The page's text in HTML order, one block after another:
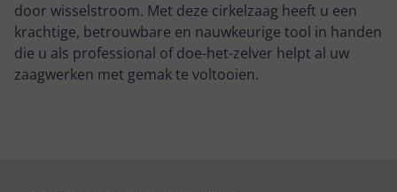
door wisselstroom. Met deze cirkelzaag heeft u een
krachtige, betrouwbare en nauwkeurige tool in handen
die u als professional of doe-het-zelver helpt al uw
zaagwerken met gemak te voltooien.